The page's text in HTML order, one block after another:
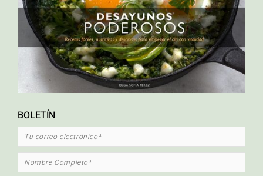
con caramelo palomitas de maíz pastel de zanahoria pescado pescado en
papillote platos vegetarianos quinua recetas mexicanas
saludables recetas saludables con pescado Sin Glúten sopa tacos
tacos de pescado torta de zanahoria verduras zapallo asado
FACEBOOK
INSTAGRAM
MAIL
BOLETÍN